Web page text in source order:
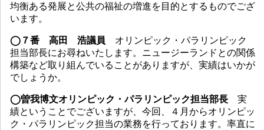
均衡ある発展と公共の福祉の増進を目的とするものでござ
います。
◯７番 高田 浩議員 オリンピック・パラリンピック
担当部長にお尋ねいたします。ニュージーランドとの関係
構築など取り組んでいることがありますが、実績はいかが
でしょうか。
◯曽我博文オリンピック・パラリンピック担当部長 実
績ということでございますが、今回、４月からオリンピッ
ク・パラリンピック担当の業務を行っております。率直に